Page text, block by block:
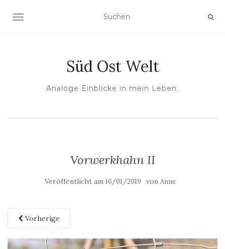
NAVIGATION UMSCHALTEN
Süd Ost Welt
Analoge Einblicke in mein Leben.
Vorwerkhahn II
Veröffentlicht am 16/01/2019 von Anne
Vorherige